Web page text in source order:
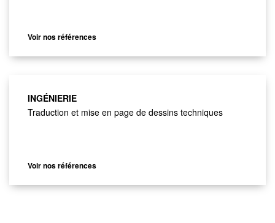
Voir nos références
INGÉNIERIE
Traduction et mise en page de dessins techniques
Voir nos références